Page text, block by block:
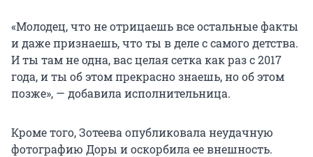
«Молодец, что не отрицаешь все остальные факты
и даже признаешь, что ты в деле с самого детства.
И ты там не одна, вас целая сетка как раз с 2017
года, и ты об этом прекрасно знаешь, но об этом
позже», — добавила исполнительница.
Кроме того, Зотеева опубликовала неудачную
фотографию Доры и оскорбила ее внешность.